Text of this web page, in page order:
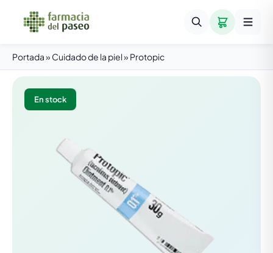
Portada» Cuidado de la piel» Protopic
En stock